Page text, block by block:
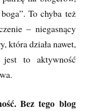
To chyba też
– niegasnący
która działa nawet,
to aktywność
Bez tego blog